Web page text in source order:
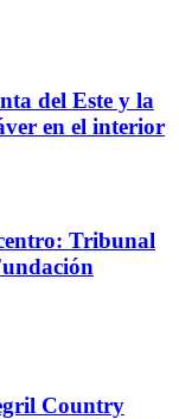
del Este y la
en el interior
Tribunal
Country